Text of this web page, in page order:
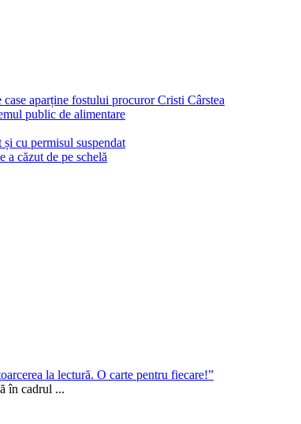
aparține fostului procuror Cristi Cârstea
public de alimentare
cu permisul suspendat
a căzut de pe schelă
la lectură. O carte pentru fiecare!”
în cadrul ...